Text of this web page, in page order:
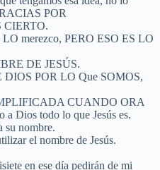
POR
CIERTO.
merezco, PERO ESO ES LO
DE JESÚS.
POR LO Que SOMOS,
CUANDO ORA
Dios todo lo que Jesús es.
su nombre.
el nombre de Jesús.
en ese día pedirán de mi